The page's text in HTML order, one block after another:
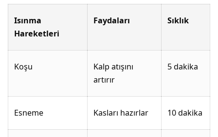
Isınma
Hareketleri
Faydaları Sıklık
Koşu
Kalp atışını
artırır
5 dakika
Esneme Kasları hazırlar 10 dakika